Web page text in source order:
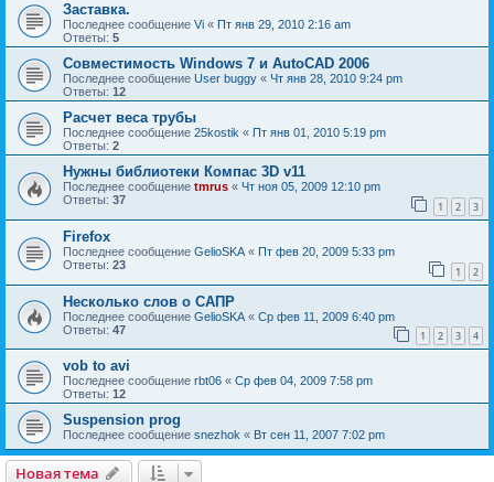
Заставка.
Последнее сообщение Vi « Пт янв 29, 2010 2:16 am
Ответы: 5
Совместимость Windows 7 и AutoCAD 2006
Последнее сообщение User buggy « Чт янв 28, 2010 9:24 pm
Ответы: 12
Расчет веса трубы
Последнее сообщение 25kostik « Пт янв 01, 2010 5:19 pm
Ответы: 2
Нужны библиотеки Компас 3D v11
Последнее сообщение tmrus « Чт ноя 05, 2009 12:10 pm
Ответы: 37 1 2 3
Firefox
Последнее сообщение GelioSKA « Пт фев 20, 2009 5:33 pm
Ответы: 23 1 2
Несколько слов о САПР
Последнее сообщение GelioSKA « Ср фев 11, 2009 6:40 pm
Ответы: 47 1 2 3 4
vob to avi
Последнее сообщение rbt06 « Ср фев 04, 2009 7:58 pm
Ответы: 12
Suspension prog
Последнее сообщение snezhok « Вт сен 11, 2007 7:02 pm
Новая тема